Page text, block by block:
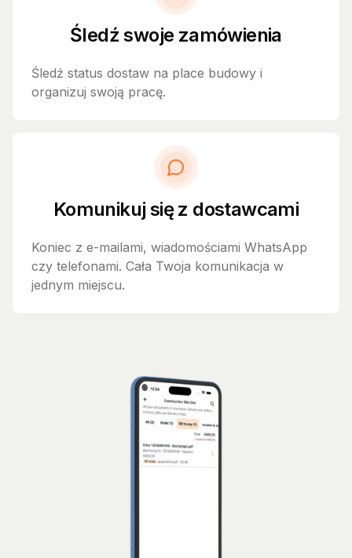
Śledź swoje zamówienia
Śledź status dostaw na place budowy i
organizuj swoją pracę.
Komunikuj się z dostawcami
Koniec z e-mailami, wiadomościami WhatsApp
czy telefonami. Cała Twoja komunikacja w
jednym miejscu.